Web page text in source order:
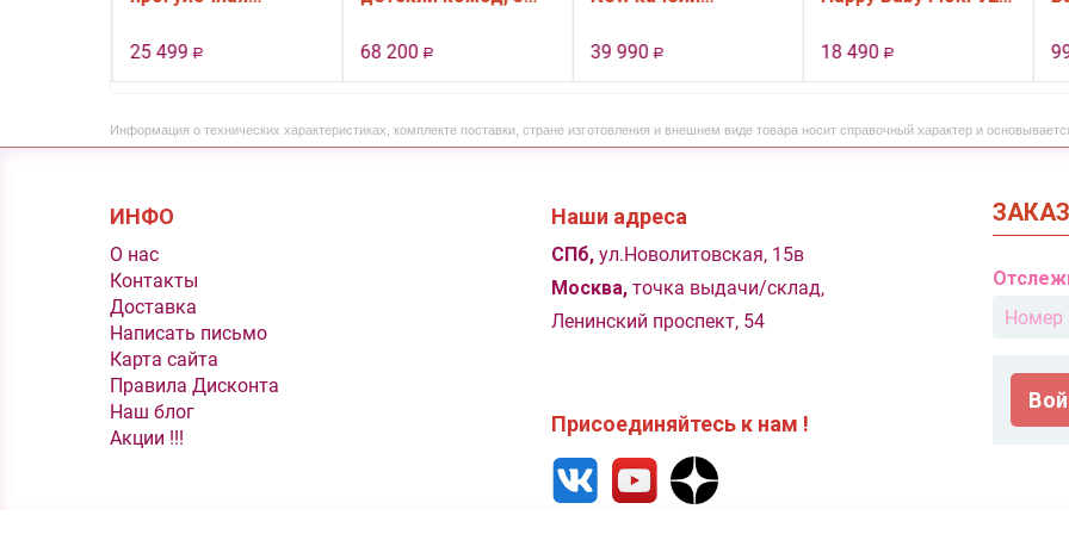
цвет Cool Grey
25 499 Р
68 200 Р
черный
39 990 Р
18 490 Р
Информация о технических характеристиках, комплекте поставки, стране изготовления и внешнем виде товара носит справочный характер и
ИНФО
O нас
Контакты
Доставка
Написать письмо
Карта сайта
Правила Дисконта
Наш блог
Акции !!!
Наши адреса
СПб, ул.Новолитовская, 15в
Москва, точка выдачи/склад,
Ленинский проспект, 54
Присоединяйтесь к нам !